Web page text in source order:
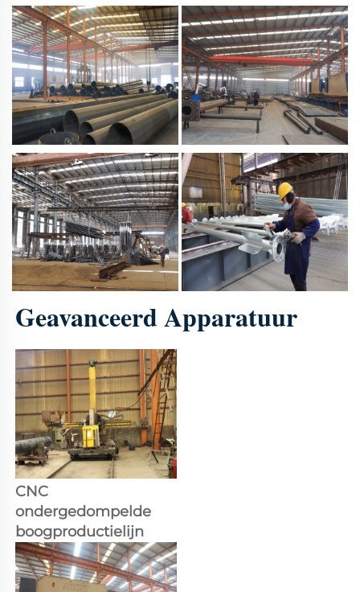
Geavanceerd Apparatuur
CNC
ondergedompelde
boogproductielijn